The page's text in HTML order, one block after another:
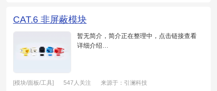
CAT.6 非屏蔽模块
暂无简介，简介正在整理中，点击链接查看
详细介绍…
[模块/面板/工具] 547人关注
来源于：引澜科技